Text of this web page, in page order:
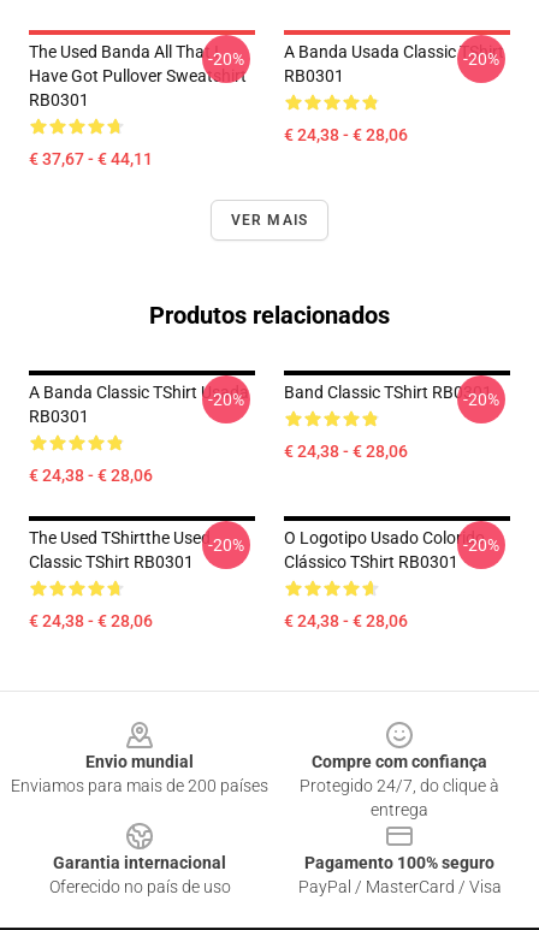
The Used Banda All That I
Have Got Pullover Sweatshirt
RB0301
€ 37,67 - € 44,11
-20%
A Banda Usada Classic TShirt
RB0301
€ 24,38 - € 28,06
-20%
VER MAIS
Produtos relacionados
A Banda Classic TShirt Usada
RB0301
€ 24,38 - € 28,06
-20% Band Classic TShirt RB0301
€ 24,38 - € 28,06
-20%
The Used TShirtthe Used
Classic TShirt RB0301
€ 24,38 - € 28,06
-20%
O Logotipo Usado Colorido
Clássico TShirt RB0301
€ 24,38 - € 28,06
-20%
Envio mundial
Enviamos para mais de 200 países
Compre com confiança
Protegido 24/7, do clique à
entrega
Garantia internacional
Oferecido no país de uso
Pagamento 100% seguro
PayPal / MasterCard / Visa